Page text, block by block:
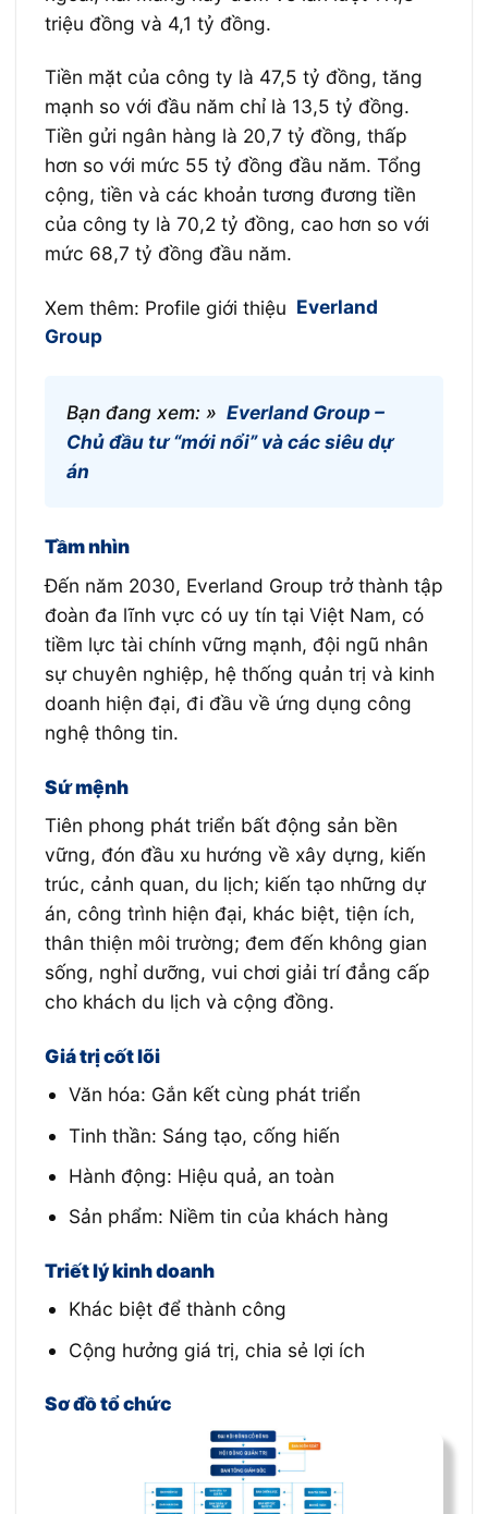
triệu đồng và 4,1 tỷ đồng.
Tiền mặt của công ty là 47,5 tỷ đồng, tăng
mạnh so với đầu năm chỉ là 13,5 tỷ đồng.
Tiền gửi ngân hàng là 20,7 tỷ đồng, thấp
hơn so với mức 55 tỷ đồng đầu năm. Tổng
cộng, tiền và các khoản tương đương tiền
của công ty là 70,2 tỷ đồng, cao hơn so với
mức 68,7 tỷ đồng đầu năm.
Xem thêm: Profile giới thiệu Everland
Group
Bạn đang xem: » Everland Group –
Chủ đầu tư “mới nổi” và các siêu dự
án
Tầm nhìn
Đến năm 2030, Everland Group trở thành tập
đoàn đa lĩnh vực có uy tín tại Việt Nam, có
tiềm lực tài chính vững mạnh, đội ngũ nhân
sự chuyên nghiệp, hệ thống quản trị và kinh
doanh hiện đại, đi đầu về ứng dụng công
nghệ thông tin.
Sứ mệnh
Tiên phong phát triển bất động sản bền
vững, đón đầu xu hướng về xây dựng, kiến
trúc, cảnh quan, du lịch; kiến tạo những dự
án, công trình hiện đại, khác biệt, tiện ích,
thân thiện môi trường; đem đến không gian
sống, nghỉ dưỡng, vui chơi giải trí đẳng cấp
cho khách du lịch và cộng đồng.
Giá trị cốt lõi
Văn hóa: Gắn kết cùng phát triển
Tinh thần: Sáng tạo, cống hiến
Hành động: Hiệu quả, an toàn
Sản phẩm: Niềm tin của khách hàng
Triết lý kinh doanh
Khác biệt để thành công
Cộng hưởng giá trị, chia sẻ lợi ích
Sơ đồ tổ chức